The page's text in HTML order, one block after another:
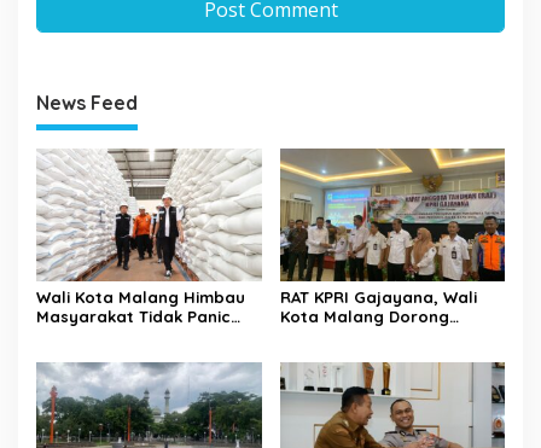
News Feed
Wali Kota Malang Himbau
Masyarakat Tidak Panic
RAT KPRI Gajayana, Wali
Kota Malang Dorong